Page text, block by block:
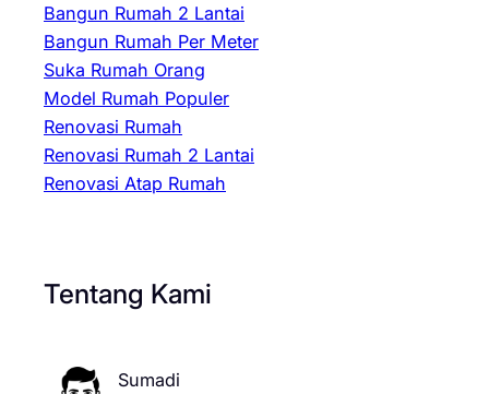
Bangun Rumah 2 Lantai
Bangun Rumah Per Meter
Suka Rumah Orang
Model Rumah Populer
Renovasi Rumah
Renovasi Rumah 2 Lantai
Renovasi Atap Rumah
Tentang Kami
Sumadi